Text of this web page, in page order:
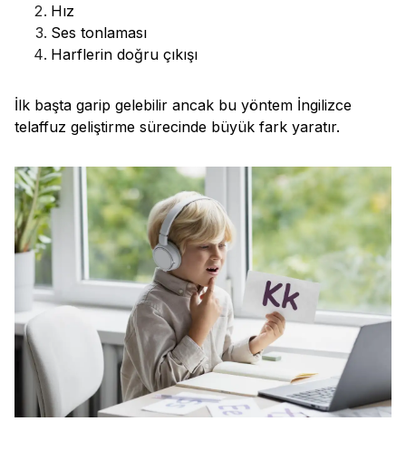
Hız
Ses tonlaması
Harflerin doğru çıkışı
İlk başta garip gelebilir ancak bu yöntem İngilizce
telaffuz geliştirme sürecinde büyük fark yaratır.